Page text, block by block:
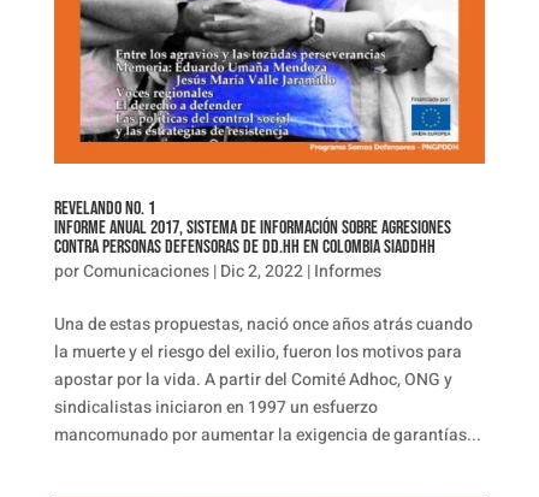
Revelando No. 1
Informe anual 2017, Sistema de Información sobre agresiones
contra personas defensoras de DD.HH en Colombia SIADDHH
porComunicaciones|Dic 2, 2022|Informes
Una de estas propuestas, nació once años atrás cuando
la muerte y el riesgo del exilio, fueron los motivos para
apostar por la vida. A partir del Comité Adhoc, ONG y
sindicalistas iniciaron en 1997 un esfuerzo
mancomunado por aumentar la exigencia de garantías...